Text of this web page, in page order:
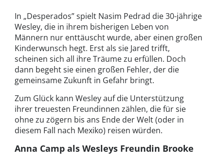
In „Desperados” spielt Nasim Pedrad die 30-jährige
Wesley, die in ihrem bisherigen Leben von
Männern nur enttäuscht wurde, aber einen großen
Kinderwunsch hegt. Erst als sie Jared trifft,
scheinen sich all ihre Träume zu erfüllen. Doch
dann begeht sie einen großen Fehler, der die
gemeinsame Zukunft in Gefahr bringt.
Zum Glück kann Wesley auf die Unterstützung
ihrer treuesten Freundinnen zählen, die für sie
ohne zu zögern bis ans Ende der Welt (oder in
diesem Fall nach Mexiko) reisen würden.
Anna Camp als Wesleys Freundin Brooke